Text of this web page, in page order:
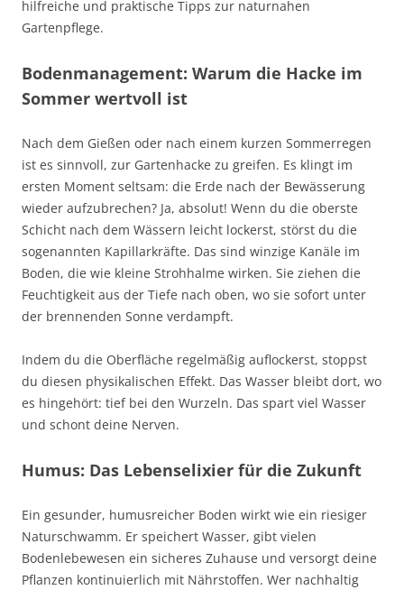
hilfreiche und praktische Tipps zur naturnahen
Gartenpflege.
Bodenmanagement: Warum die Hacke im
Sommer wertvoll ist
Nach dem Gießen oder nach einem kurzen Sommerregen
ist es sinnvoll, zur Gartenhacke zu greifen. Es klingt im
ersten Moment seltsam: die Erde nach der Bewässerung
wieder aufzubrechen? Ja, absolut! Wenn du die oberste
Schicht nach dem Wässern leicht lockerst, störst du die
sogenannten Kapillarkräfte. Das sind winzige Kanäle im
Boden, die wie kleine Strohhalme wirken. Sie ziehen die
Feuchtigkeit aus der Tiefe nach oben, wo sie sofort unter
der brennenden Sonne verdampft.
Indem du die Oberfläche regelmäßig auflockerst, stoppst
du diesen physikalischen Effekt. Das Wasser bleibt dort, wo
es hingehört: tief bei den Wurzeln. Das spart viel Wasser
und schont deine Nerven.
Humus: Das Lebenselixier für die Zukunft
Ein gesunder, humusreicher Boden wirkt wie ein riesiger
Naturschwamm. Er speichert Wasser, gibt vielen
Bodenlebewesen ein sicheres Zuhause und versorgt deine
Pflanzen kontinuierlich mit Nährstoffen. Wer nachhaltig